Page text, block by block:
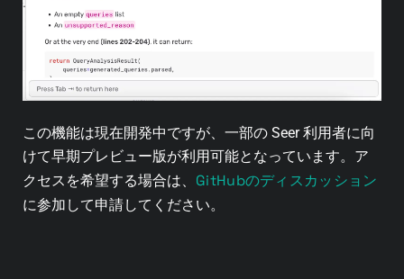
この機能は現在開発中ですが、一部の Seer 利用者に向
けて早期プレビュー版が利用可能となっています。ア
クセスを希望する場合は、 GitHubのディスカッション
に参加して申請してください。